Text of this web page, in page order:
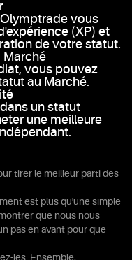
vous
(XP) et
de votre statut.
Marché
vous pouvez
au Marché.
un statut
une meilleure
tirer le meilleur parti des
est plus qu'une simple
que nous nous
pas en avant pour que
les. Ensemble,